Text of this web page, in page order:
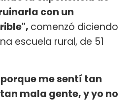
con un
comenzó diciendo
escuela rural, de 51
me sentí tan
mala gente, y yo no